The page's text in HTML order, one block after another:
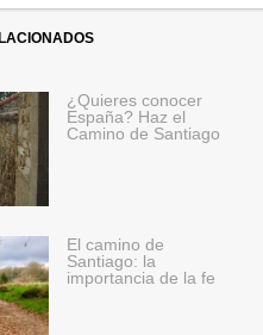
¿Quieres conocer
España? Haz el
Camino de Santiago
El camino de
Santiago: la
importancia de la fe